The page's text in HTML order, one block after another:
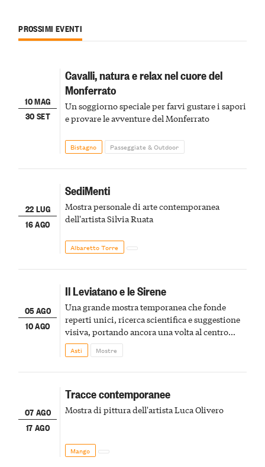
PROSSIMI EVENTI
10 MAG
30 SET
Cavalli, natura e relax nel cuore del
Monferrato
Un soggiorno speciale per farvi gustare i sapori
e provare le avventure del Monferrato
Bistagno Passeggiate & Outdoor
22 LUG
16 AGO
SediMenti
Mostra personale di arte contemporanea
dell'artista Silvia Ruata
Albaretto Torre
05 AGO
10 AGO
Il Leviatano e le Sirene
Una grande mostra temporanea che fonde
reperti unici, ricerca scientifica e suggestione
visiva, portando ancora una volta al centro
della scena le meraviglie del passato astigiano
Asti Mostre
07 AGO
17 AGO
Tracce contemporanee
Mostra di pittura dell'artista Luca Olivero
Mango